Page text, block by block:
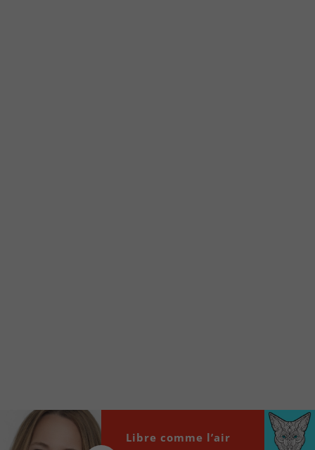
locale vous sont maintenant accessibles en un clic!
Audio
00:00
Libre comme l’air